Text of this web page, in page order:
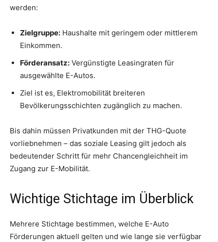
werden:
Zielgruppe: Haushalte mit geringem oder mittlerem
Einkommen.
Förderansatz: Vergünstigte Leasingraten für
ausgewählte E-Autos.
Ziel ist es, Elektromobilität breiteren
Bevölkerungsschichten zugänglich zu machen.
Bis dahin müssen Privatkunden mit der THG-Quote
vorliebnehmen – das soziale Leasing gilt jedoch als
bedeutender Schritt für mehr Chancengleichheit im
Zugang zur E-Mobilität.
Wichtige Stichtage im Überblick
Mehrere Stichtage bestimmen, welche E-Auto
Förderungen aktuell gelten und wie lange sie verfügbar